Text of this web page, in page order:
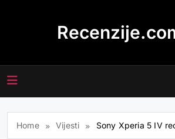
Home Vijesti Sony Xperia 5 IV